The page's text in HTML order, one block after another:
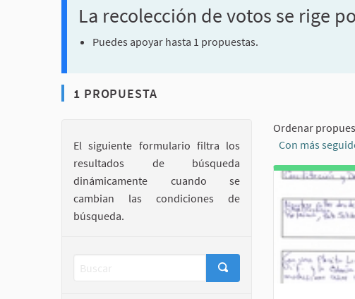
La recolección de votos se rige
Puedes apoyar hasta 1 propuestas.
1 PROPUESTA
El siguiente formulario filtra los
resultados de búsqueda
dinámicamente cuando se
cambian las condiciones de
búsqueda.
Ordenar
Con más